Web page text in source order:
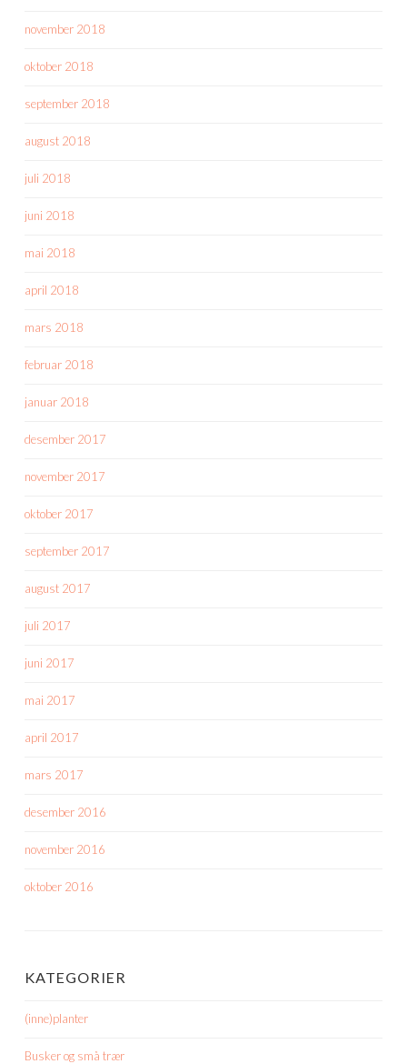
november 2018
oktober 2018
september 2018
august 2018
juli 2018
juni 2018
mai 2018
april 2018
mars 2018
februar 2018
januar 2018
desember 2017
november 2017
oktober 2017
september 2017
august 2017
juli 2017
juni 2017
mai 2017
april 2017
mars 2017
desember 2016
november 2016
oktober 2016
KATEGORIER
(inne)planter
Busker og små trær